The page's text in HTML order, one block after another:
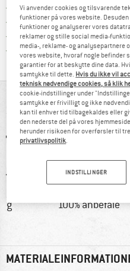
100 dages returretGå til
> 4.000.000 tilfredse
Alle artikler på lager
Vi er
ALT I
g 100% anbefale
Vi anvender cookies og tilsvarende
funktioner på vores website.
funktioner og analyserer vores
reklamer og stille social media-
media-, reklame- og analysepartnere
vores website, hvoraf nogle
garantier for at beskytte dine data.
samtykke til dette. Hvis du ikke vil
teknisk nødvendige cookies, så klik
cookie-indstillinger under
samtykke er frivilligt og ikke
kan til enhver tid tilbagekaldes eller
den nederste del på vores
herunder risikoen for overførsler til
privatlivspolitik.
INDSTILLINGER